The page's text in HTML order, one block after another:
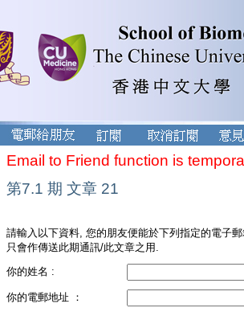
Email to Friend function is
第7.1 期 文章 21
請輸入以下資料, 您的朋友便能於下列指定的電子
只會作傳送此期通訊/此文章之用.
你的姓名 :
你的電郵地址 ：